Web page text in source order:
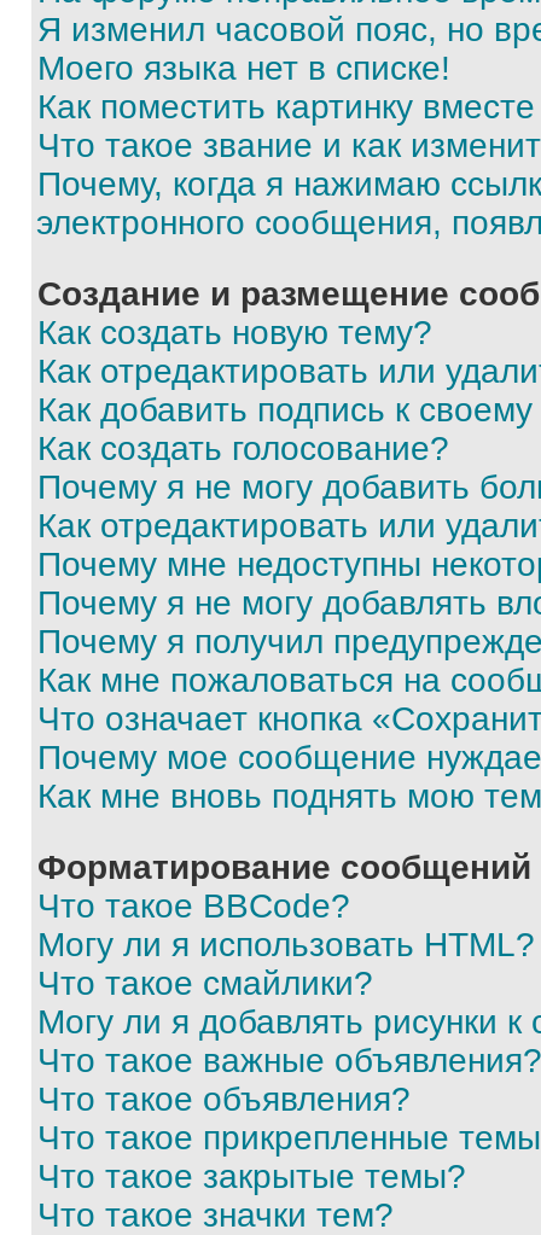
Я изменил часовой пояс, но
Моего языка нет в списке!
Как поместить картинку
Что такое звание и как
Почему, когда я нажимаю
электронного сообщения,
Создание и размещение
Как создать новую тему?
Как отредактировать или
Как добавить подпись к
Как создать голосование?
Почему я не могу добавить
Как отредактировать или
Почему мне недоступны
Почему я не могу добавлять
Почему я получил
Как мне пожаловаться на
Что означает кнопка
Почему мое сообщение
Как мне вновь поднять мою
Форматирование
Что такое BBCode?
Могу ли я использовать HTML?
Что такое смайлики?
Могу ли я добавлять рисунки
Что такое важные объявления?
Что такое объявления?
Что такое прикрепленные
Что такое закрытые темы?
Что такое значки тем?